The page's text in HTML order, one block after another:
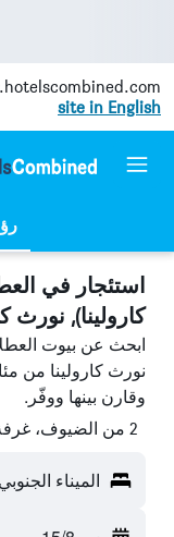
site in English
استئجار في
كارولينا), نورث
ابحث عن بيوت
وقارن بينها ووفّر.
2 من الضيوف، غرفة واحدة